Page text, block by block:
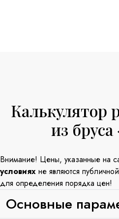
Калькулятор
из
Внимание! Цены, указанные на
условиях не являются
для определения порядка цен!
Основные